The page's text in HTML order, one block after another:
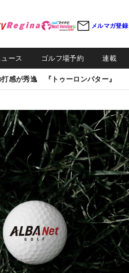
メルマガ登録
ース ゴルフ場予約 連載
感が秀逸 『トゥーロンパター』